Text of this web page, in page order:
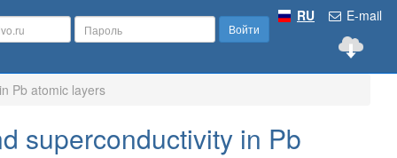
E-mail
RU
Войти
Pb atomic layers
superconductivity in Pb